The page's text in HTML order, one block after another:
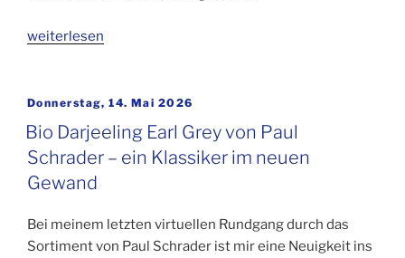
weiterlesen
Veröffentlicht
Donnerstag, 14. Mai 2026
Bio Darjeeling Earl Grey von Paul
Schrader – ein Klassiker im neuen
Gewand
Bei meinem letzten virtuellen Rundgang durch das
Sortiment von Paul Schrader ist mir eine Neuigkeit ins